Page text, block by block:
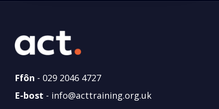
Ffôn - 029 2046 4727
E-bost - info@acttraining.org.uk